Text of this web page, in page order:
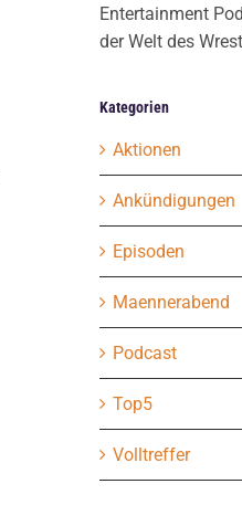
Entertainment
der Welt des
Kategorien
Aktionen
Ankündigungen
Episoden
Maennerabend
Podcast
Top5
Volltreffer